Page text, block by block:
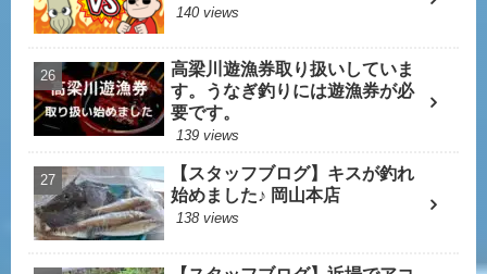
140 views
高梁川遊漁券取り扱いしていま
す。うなぎ釣りには遊漁券が必
要です。
139 views
【スタッフブログ】キスが釣れ
始めました♪ 岡山本店
138 views